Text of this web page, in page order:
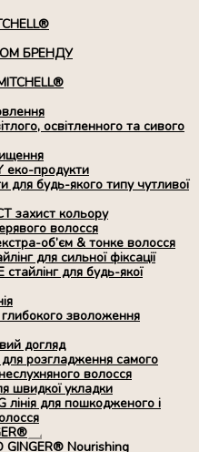
БРЕНДУ
освітленного та сивого
еко-продукти
для будь-якого типу чутливої
захист кольору
волосся
об’єм & тонке волосся
для сильної фіксації
стайлінг для будь-якої
зволоження
догляд
для розгладження самого
волосся
швидкої укладки
лінія для пошкодженого і
Розгорнуте
GINGER® Nourishing